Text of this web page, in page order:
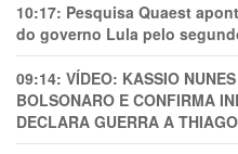
10:17: Pesquisa Quaest
do governo Lula pelo
09:14: VÍDEO: KASSIO
BOLSONARO E CONFIRMA
DECLARA GUERRA A